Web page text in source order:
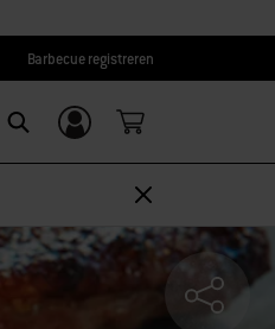
Barbecue registreren
Inloggen/
aanmelden